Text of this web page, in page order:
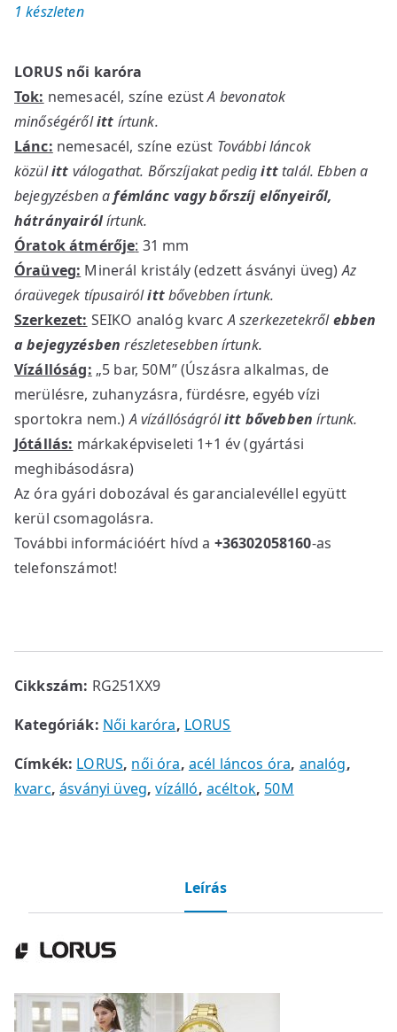
LORUS női karóra
Tok: nemesacél, színe ezüstA bevonatok
minőségérőlitt írtunk.
Lánc: nemesacél, színe ezüst További láncok
közülitt válogathat. Bőrszíjakat pedigitttalál. Ebben a
bejegyzésben afémlánc vagy bőrszíj előnyeiről,
hátrányairólírtunk.
Óratok átmérője: 31 mm
Óraüveg: Minerál kristály (edzett ásványi üveg)Az
óraüvegek típusairólittbővebben írtunk.
Szerkezet: SEIKO analóg kvarcA szerkezetekrőlebben
a bejegyzésben részletesebben írtunk.
Vízállóság: „5 bar, 50M” (Úszásra alkalmas, de
merülésre, zuhanyzásra, fürdésre, egyéb vízi
sportokra nem.)A vízállóságrólitt bővebben írtunk.
Jótállás: márkaképviseleti 1+1 év (gyártási
meghibásodásra)
Az óra gyári dobozával és garancialevéllel együtt
kerül csomagolásra.
További információért hívd a +36302058160-as
telefonszámot!
1 készleten
Cikkszám: RG251XX9
Kategóriák: Női karóra, LORUS
Címkék: LORUS, női óra, acél láncos óra, analóg,
kvarc,ásványi üveg,vízálló, acéltok, 50M
Leírás